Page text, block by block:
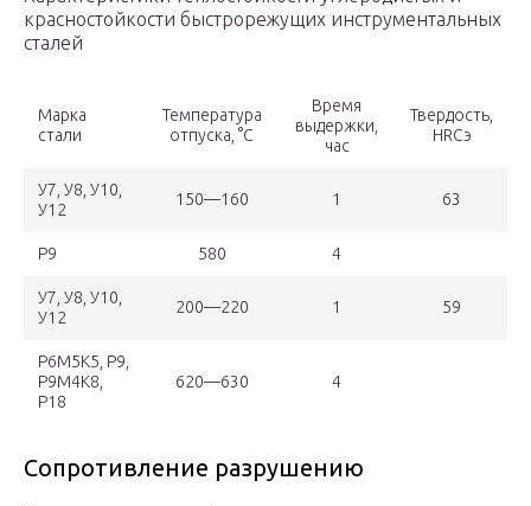
красностойкости быстрорежущих инструментальных
сталей
Марка
стали
Температура
отпуска, °C
Время
выдержки,
час
Твердость,
HRCэ
У7, У8, У10,
У12
150—160 1 63
Р9 580 4
У7, У8, У10,
У12
200—220 1 59
Р6М5К5, Р9,
Р9М4К8,
Р18
620—630 4
Сопротивление разрушению